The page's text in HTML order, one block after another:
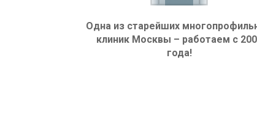
Одна из старейших
клиник Москвы – работаем с
года!